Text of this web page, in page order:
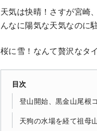
天気は快晴！さすが宮崎
んなに陽気な天気なのに
桜に雪！なんて贅沢なタ
目次
登山開始、黒金山尾根
天狗の水場を経て祖母